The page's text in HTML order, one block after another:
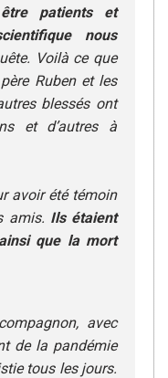
patients et
nous
Voilà ce que
Ruben et les
blessés ont
et d’autres à
avoir été témoin
amis. Ils étaient
que la mort
avec
de la pandémie
tous les jours.